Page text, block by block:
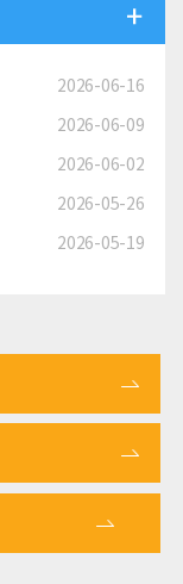
2026-06-16
2026-06-09
2026-06-02
2026-05-26
2026-05-19